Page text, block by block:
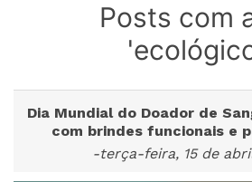
Posts com
Dia Mundial do Doador de
com brindes funcionais e
-terça-feira, 15 de